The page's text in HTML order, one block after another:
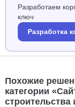
Разработаем
ключ
Разработка
Похожие
категории
строительства